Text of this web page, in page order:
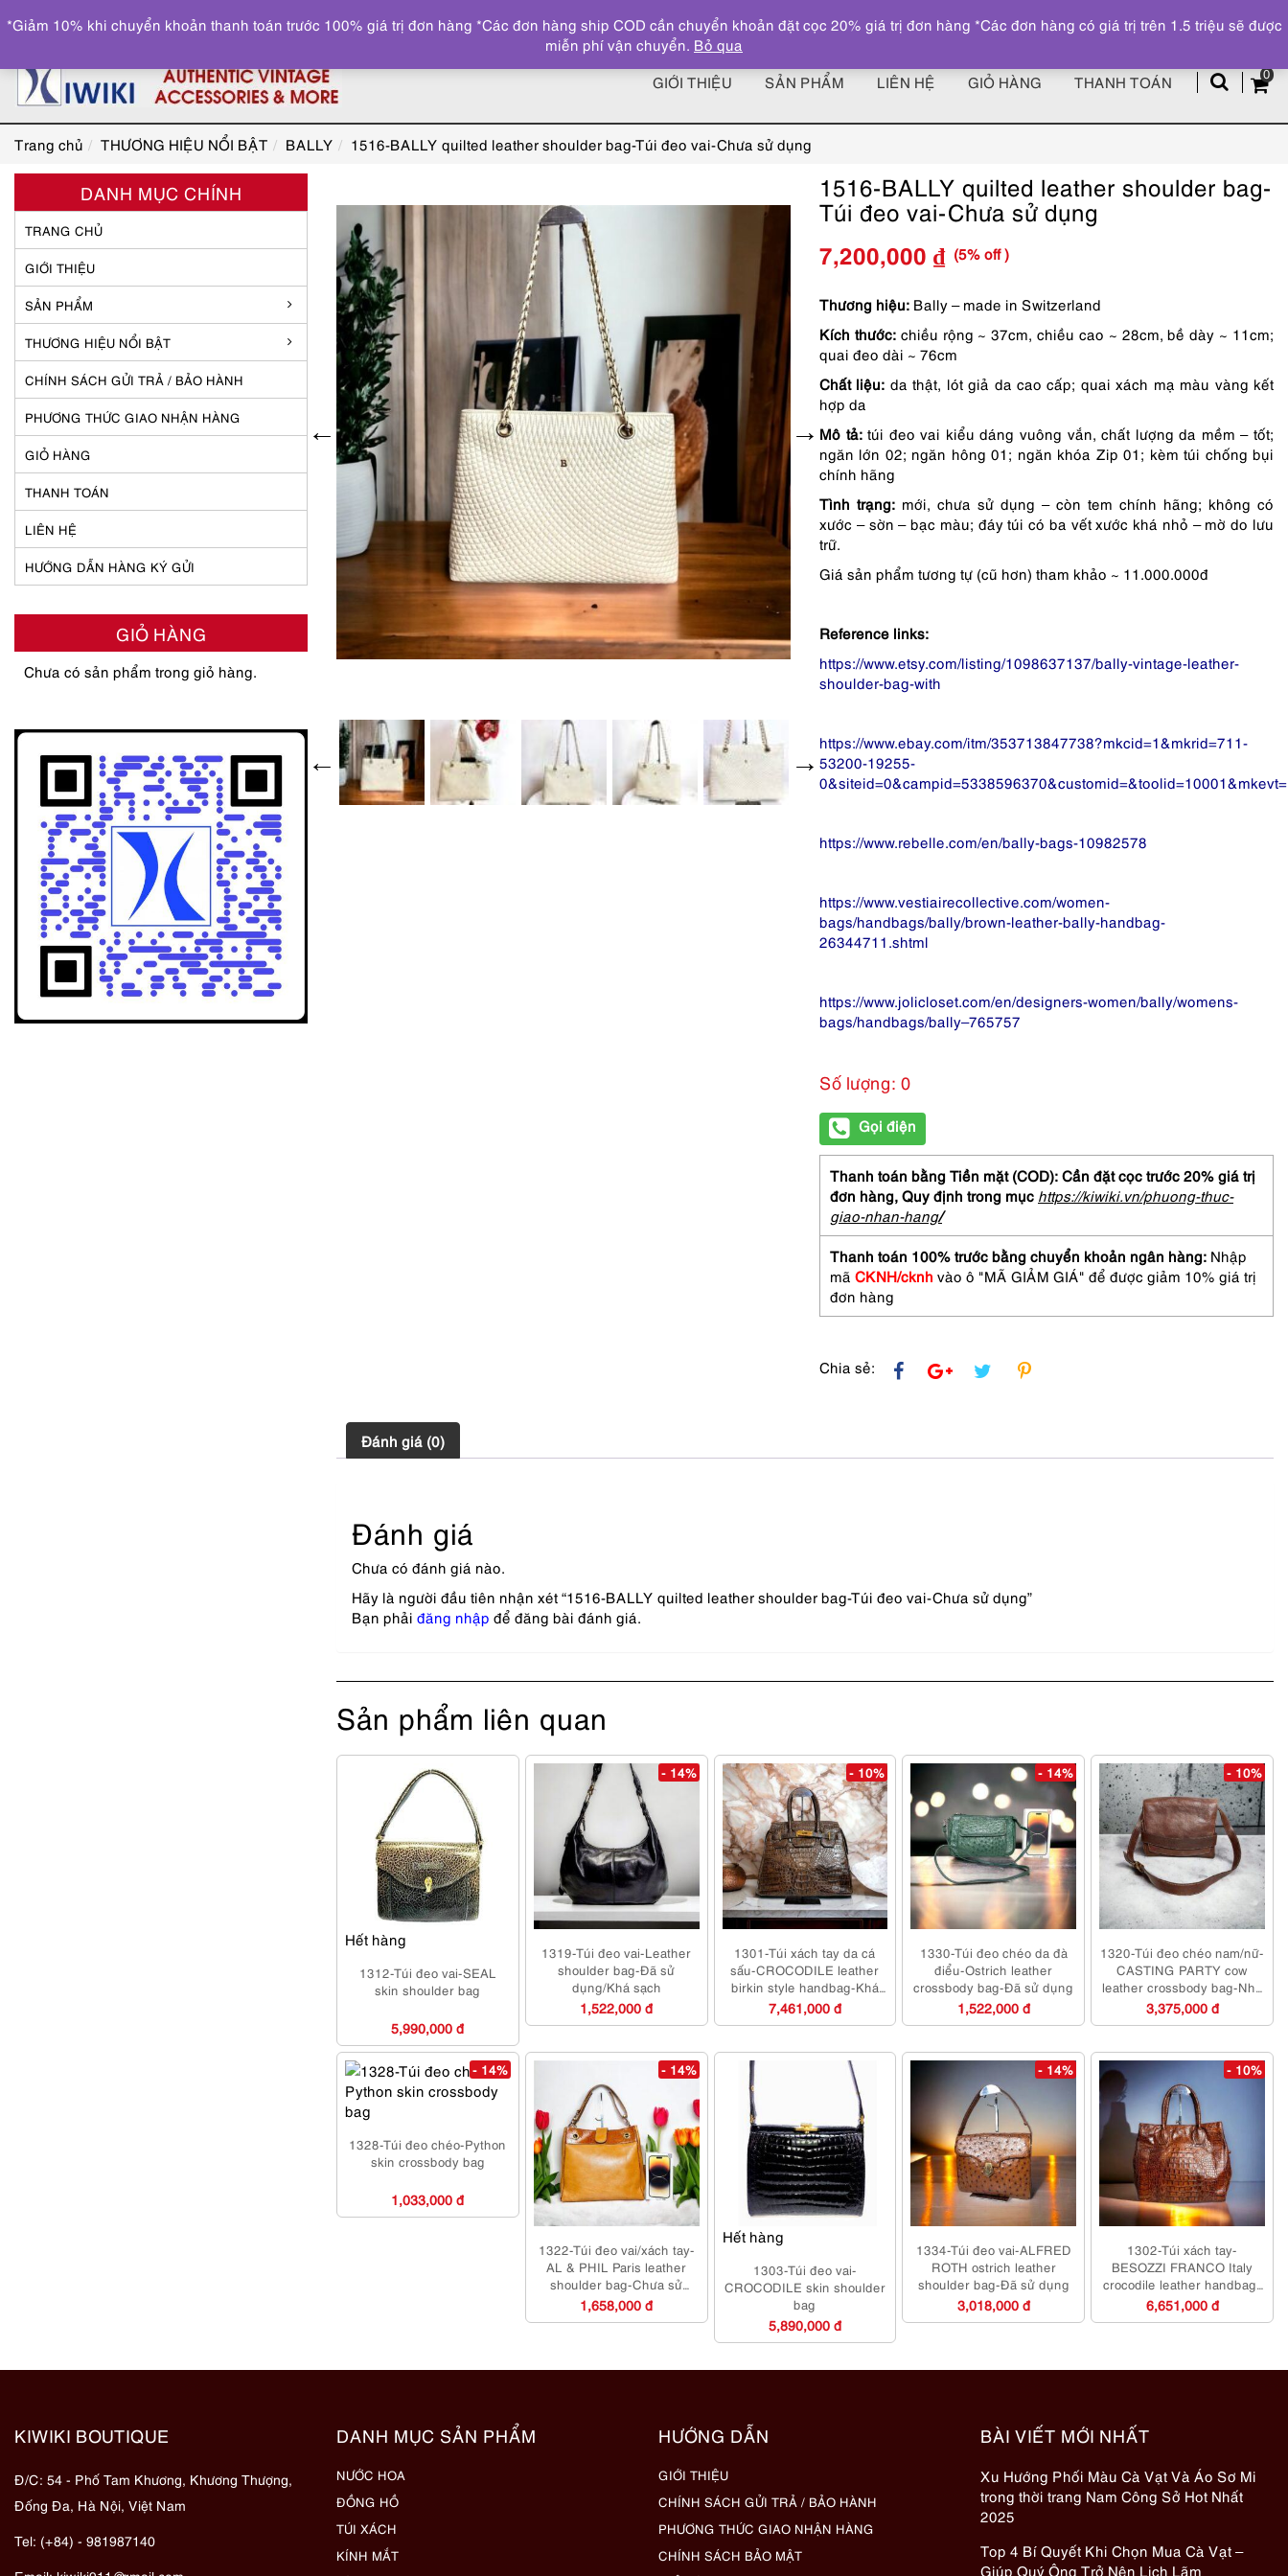
z
0
GIỚI THIỆU SẢN PHẨM LIÊN HỆ GIỎ HÀNG THANH TOÁN
Trang chủ THƯƠNG HIỆU NỔI BẬT BALLY 1516-BALLY quilted leather shoulder bag-Túi đeo vai-Chưa sử dụng
1516-BALLY quilted leather shoulder bag-
Túi đeo vai-Chưa sử dụng
Giá
gốc
là:
7,200,000 ₫
Giá
hiện
tại
(5% off )
Thương hiệu: Bally – made in Switzerland
Kích thước:chiều rộng ~ 37cm, chiều cao ~ 28cm, bề dày ~ 11cm;
quai đeo dài ~ 76cm
Chất liệu: da thật, lót giả da cao cấp; quai xách mạ màu vàng kết
hợp da
Mô tả:túi đeo vai kiểu dáng vuông vắn, chất lượng da mềm – tốt;
ngăn lớn 02; ngăn hông 01; ngăn khóa Zip 01; kèm túi chống bụi
chính hãng
Tình trạng: mới, chưa sử dụng – còn tem chính hãng; không có
xước – sờn – bạc màu; đáy túi có ba vết xước khá nhỏ – mờ do lưu
trữ.
Giá sản phẩm tương tự (cũ hơn) tham khảo ~ 11.000.000đ
Reference links:
https://www.etsy.com/listing/1098637137/bally-vintage-leather-
shoulder-bag-with
https://www.ebay.com/itm/353713847738?mkcid=1&mkrid=711-
53200-19255-
https://www.rebelle.com/en/bally-bags-10982578
https://www.vestiairecollective.com/women-
bags/handbags/bally/brown-leather-bally-handbag-
26344711.shtml
https://www.jolicloset.com/en/designers-women/bally/womens-
bags/handbags/bally–765757
Số lượng: 0
Gọi điện
Thanh toán bằng Tiền mặt (COD): Cần đặt cọc trước 20% giá trị
đơn hàng, Quy định trong mục https://kiwiki.vn/phuong-thuc-
giao-nhan-hang/
Thanh toán 100% trước bằng chuyển khoản ngân hàng: Nhập
mã CKNH/cknh vào ô "MÃ GIẢM GIÁ" để được giảm 10% giá trị
đơn hàng
Chia sẻ:
Đánh giá (0)
Đánh giá
Chưa có đánh giá nào.
Hãy là người đầu tiên nhận xét “1516-BALLY quilted leather shoulder bag-Túi đeo vai-Chưa sử dụng”
Bạn phải đăng nhập để đăng bài đánh giá.
Sản phẩm liên quan
Hết hàng
1312-Túi đeo vai-SEAL
skin shoulder bag
5,990,000 đ
- 14%
1319-Túi đeo vai-Leather
shoulder bag-Đã sử
dụng/Khá sạch
1,522,000 đ
- 10%
1301-Túi xách tay da cá
sấu-CROCODILE leather
birkin style handbag-Khá
mới
7,461,000 đ
- 14%
1330-Túi đeo chéo da đà
điểu-Ostrich leather
crossbody bag-Đã sử dụng
1,522,000 đ
- 10%
1320-Túi đeo chéo nam/nữ-
CASTING PARTY cow
leather crossbody bag-Như
mới/Chưa sử dụng
3,375,000 đ
- 14%
1328-Túi đeo chéo-Python
skin crossbody bag
1,033,000 đ
- 14%
1322-Túi đeo vai/xách tay-
AL & PHIL Paris leather
shoulder bag-Chưa sử
dụng/Khá sạch
1,658,000 đ
Hết hàng
1303-Túi đeo vai-
CROCODILE skin shoulder
bag
5,890,000 đ
- 14%
1334-Túi đeo vai-ALFRED
ROTH ostrich leather
shoulder bag-Đã sử dụng
3,018,000 đ
- 10%
1302-Túi xách tay-
BESOZZI FRANCO Italy
crocodile leather handbag-
Đã sử dụng
6,651,000 đ
DANH MỤC CHÍNH
TRANG CHỦ
GIỚI THIỆU
SẢN PHẨM
THƯƠNG HIỆU NỔI BẬT
CHÍNH SÁCH GỬI TRẢ / BẢO HÀNH
PHƯƠNG THỨC GIAO NHẬN HÀNG
GIỎ HÀNG
THANH TOÁN
LIÊN HỆ
HƯỚNG DẪN HÀNG KÝ GỬI
GIỎ HÀNG
Chưa có sản phẩm trong giỏ hàng.
KIWIKI BOUTIQUE
Đ/C: 54 - Phố Tam Khương, Khương Thượng,
Đống Đa, Hà Nội, Việt Nam
Tel: (+84) - 981987140
DANH MỤC SẢN PHẨM
NƯỚC HOA
ĐỒNG HỒ
TÚI XÁCH
KÍNH MẮT
HƯỚNG DẪN
GIỚI THIỆU
CHÍNH SÁCH GỬI TRẢ / BẢO HÀNH
PHƯƠNG THỨC GIAO NHẬN HÀNG
CHÍNH SÁCH BẢO MẬT
BÀI VIẾT MỚI NHẤT
Xu Hướng Phối Màu Cà Vạt Và Áo Sơ Mi
trong thời trang Nam Công Sở Hot Nhất
2025
Top 4 Bí Quyết Khi Chọn Mua Cà Vạt –
Giúp Quý Ông Trở Nên Lịch Lãm
*Giảm 10% khi chuyển khoản thanh toán trước 100% giá trị đơn hàng *Các đơn hàng ship COD cần chuyển khoản đặt cọc 20% giá trị đơn hàng *Các đơn hàng có giá trị trên 1.5 triệu sẽ được
miễn phí vận chuyển. Bỏ qua